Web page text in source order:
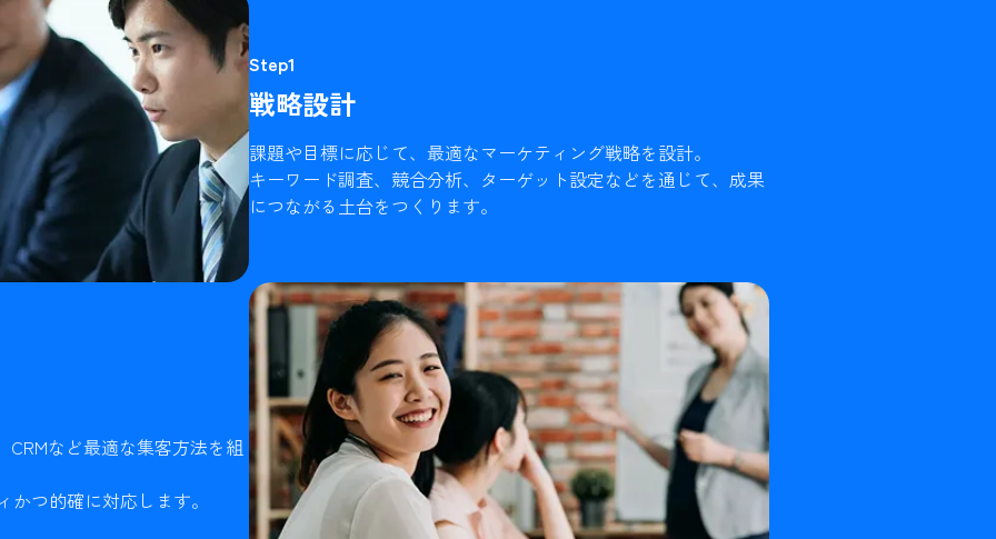
Step1
戦略設計
課題や目標に応じて、最適なマーケティング戦略を設計。
キーワード調査、競合分析、ターゲット設定などを通じて、成果
につながる土台をつくります。
CRMなど最適な集客方法を組
つ的確に対応します。